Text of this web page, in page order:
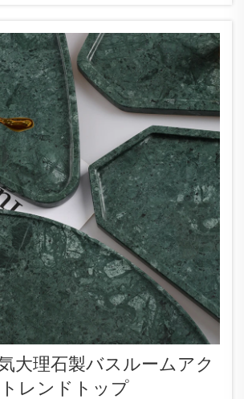
手がかりが得られます…
大理石製バスルームアク
レンドトップ